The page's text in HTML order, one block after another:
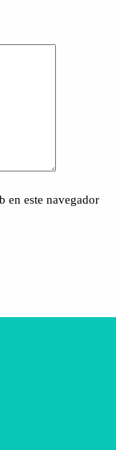
en este navegador